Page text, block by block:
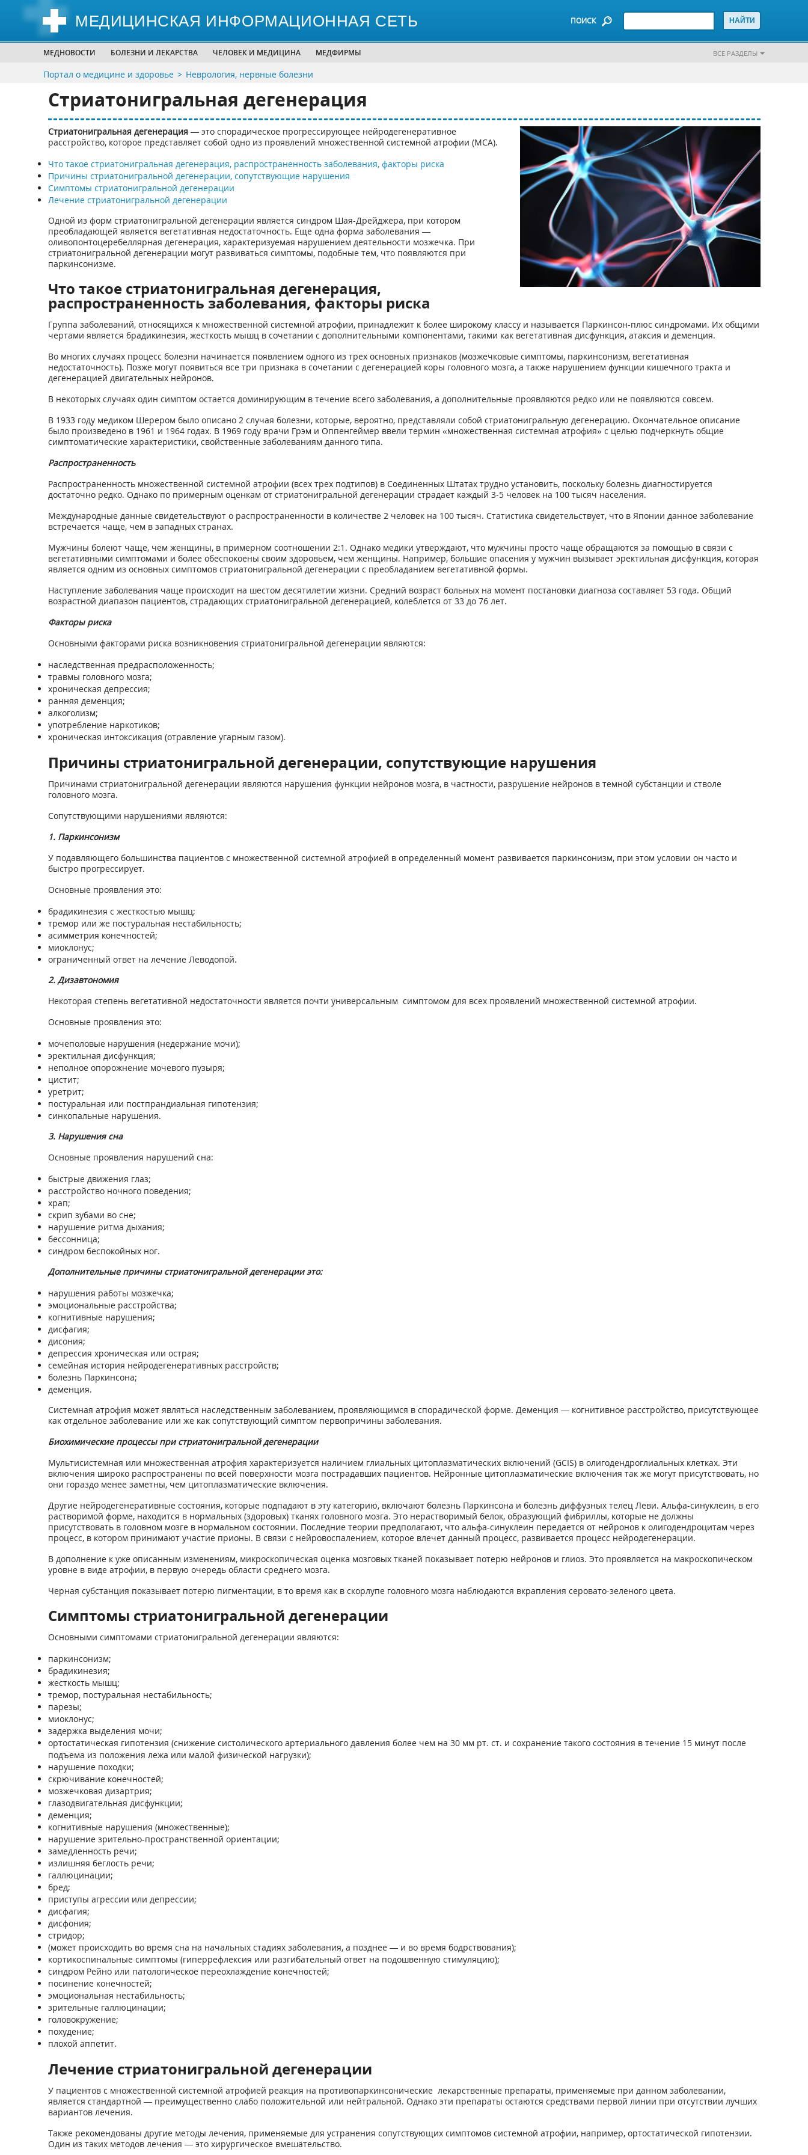
МЕДИЦИНСКАЯ ИНФОРМАЦИОННАЯ СЕТЬ ПОИСК
МЕДНОВОСТИ БОЛЕЗНИ И ЛЕКАРСТВА ЧЕЛОВЕК И МЕДИЦИНА МЕДФИРМЫ ВСЕ РАЗДЕЛЫ
Портал о медицине и здоровье Неврология, нервные болезни
Стриатонигральная дегенерация
Стриатонигральная дегенерация— это спорадическое прогрессирующее нейродегенеративное
расстройство, которое представляет собой одно из проявлений множественной системной атрофии (МСА).
Что такое стриатонигральная дегенерация, распространенность заболевания, факторы риска
Причины стриатонигральной дегенерации, сопутствующие нарушения
Симптомы стриатонигральной дегенерации
Лечение стриатонигральной дегенерации
Одной из форм стриатонигральной дегенерации является синдром Шая-Дрейджера, при котором
преобладающей является вегетативная недостаточность. Еще одна форма заболевания —
оливопонтоцеребеллярная дегенерация, характеризуемая нарушением деятельности мозжечка. При
стриатонигральной дегенерации могут развиваться симптомы, подобные тем, что появляются при
паркинсонизме.
Что такое стриатонигральная дегенерация,
распространенность заболевания, факторы риска
Группа заболеваний, относящихся к множественной системной атрофии, принадлежит к более широкому классу и называется Паркинсон-плюс синдромами. Их общими
чертами является брадикинезия, жесткость мышц в сочетании с дополнительными компонентами, такими как вегетативная дисфункция, атаксия и деменция.
Во многих случаях процесс болезни начинается появлением одного из трех основных признаков (мозжечковые симптомы, паркинсонизм, вегетативная
недостаточность). Позже могут появиться все три признака в сочетании с дегенерацией коры головного мозга, а также нарушением функции кишечного тракта и
дегенерацией двигательных нейронов.
В некоторых случаях один симптом остается доминирующим в течение всего заболевания, а дополнительные проявляются редко или не появляются совсем.
В 1933 году медиком Шерером было описано 2 случая болезни, которые, вероятно, представляли собой стриатонигральную дегенерацию. Окончательное описание
было произведено в 1961 и 1964 годах. В 1969 году врачи Грэм и Оппенгеймер ввели термин «множественная системная атрофия» с целью подчеркнуть общие
симптоматические характеристики, свойственные заболеваниям данного типа.
Распространенность
Распространенность множественной системной атрофии (всех трех подтипов) в Соединенных Штатах трудно установить, поскольку болезнь диагностируется
достаточно редко. Однако по примерным оценкам от стриатонигральной дегенерации страдает каждый 3-5 человек на 100 тысяч населения.
Международные данные свидетельствуют о распространенности в количестве 2 человек на 100 тысяч. Статистика свидетельствует, что в Японии данное заболевание
встречается чаще, чем в западных странах.
Мужчины болеют чаще, чем женщины, в примерном соотношении 2:1. Однако медики утверждают, что мужчины просто чаще обращаются за помощью в связи с
вегетативными симптомами и более обеспокоены своим здоровьем, чем женщины. Например, большие опасения у мужчин вызывает эректильная дисфункция, которая
является одним из основных симптомов стриатонигральной дегенерации с преобладанием вегетативной формы.
Наступление заболевания чаще происходит на шестом десятилетии жизни. Средний возраст больных на момент постановки диагноза составляет 53 года. Общий
возрастной диапазон пациентов, страдающих стриатонигральной дегенерацией, колеблется от 33 до 76 лет.
Факторы риска
Основными факторами риска возникновения стриатонигральной дегенерации являются:
наследственная предрасположенность;
травмы головного мозга;
хроническая депрессия;
ранняя деменция;
алкоголизм;
употребление наркотиков;
хроническая интоксикация (отравление угарным газом).
Причины стриатонигральной дегенерации, сопутствующие нарушения
Причинами стриатонигральной дегенерации являются нарушения функции нейронов мозга, в частности, разрушение нейронов в темной субстанции и стволе
головного мозга.
Сопутствующими нарушениями являются:
1. Паркинсонизм
У подавляющего большинства пациентов с множественной системной атрофией в определенный момент развивается паркинсонизм, при этом условии он часто и
быстро прогрессирует.
Основные проявления это:
брадикинезия с жесткостью мышц;
тремор или же постуральная нестабильность;
асимметрия конечностей;
миоклонус;
ограниченный ответ на лечение Леводопой.
2. Дизавтономия
Некоторая степень вегетативной недостаточности является почти универсальным симптомом для всех проявлений множественной системной атрофии.
Основные проявления это:
мочеполовые нарушения (недержание мочи);
эректильная дисфункция;
неполное опорожнение мочевого пузыря;
цистит;
уретрит;
постуральная или постпрандиальная гипотензия;
синкопальные нарушения.
3. Нарушения сна
Основные проявления нарушений сна:
быстрые движения глаз;
расстройство ночного поведения;
храп;
скрип зубами во сне;
нарушение ритма дыхания;
бессонница;
синдром беспокойных ног.
Дополнительные причины стриатонигральной дегенерации это:
нарушения работы мозжечка;
эмоциональные расстройства;
когнитивные нарушения;
дисфагия;
дисония;
депрессия хроническая или острая;
семейная история нейродегенеративных расстройств;
болезнь Паркинсона;
деменция.
Системная атрофия может являться наследственным заболеванием, проявляющимся в спорадической форме. Деменция — когнитивное расстройство, присутствующее
как отдельное заболевание или же как сопутствующий симптом первопричины заболевания.
Биохимические процессы при стриатонигральной дегенерации
Мультисистемная или множественная атрофия характеризуется наличием глиальных цитоплазматических включений (GCIS) в олигодендроглиальных клетках. Эти
включения широко распространены по всей поверхности мозга пострадавших пациентов. Нейронные цитоплазматические включения так же могут присутствовать, но
они гораздо менее заметны, чем цитоплазматические включения.
Другие нейродегенеративные состояния, которые подпадают в эту категорию, включают болезнь Паркинсона и болезнь диффузных телец Леви. Альфа-синуклеин, в его
растворимой форме, находится в нормальных (здоровых) тканях головного мозга. Это нерастворимый белок, образующий фибриллы, которые не должны
присутствовать в головном мозге в нормальном состоянии. Последние теории предполагают, что альфа-синуклеин передается от нейронов к олигодендроцитам через
процесс, в котором принимают участие прионы. В связи с нейровоспалением, которое влечет данный процесс, развивается процесс нейродегенерации.
В дополнение к уже описанным изменениям, микроскопическая оценка мозговых тканей показывает потерю нейронов и глиоз. Это проявляется на макроскопическом
уровне в виде атрофии, в первую очередь области среднего мозга.
Черная субстанция показывает потерю пигментации, в то время как в скорлупе головного мозга наблюдаются вкрапления серовато-зеленого цвета.
Симптомы стриатонигральной дегенерации
Основными симптомами стриатонигральной дегенерации являются:
паркинсонизм;
брадикинезия;
жесткость мышц;
тремор, постуральная нестабильность;
парезы;
миоклонус;
задержка выделения мочи;
ортостатическая гипотензия (снижение систолического артериального давления более чем на 30 мм рт. ст. и сохранение такого состояния в течение 15 минут после
подъема из положения лежа или малой физической нагрузки);
нарушение походки;
скрючивание конечностей;
мозжечковая дизартрия;
глазодвигательная дисфункции;
деменция;
когнитивные нарушения (множественные);
нарушение зрительно-пространственной ориентации;
замедленность речи;
излишняя беглость речи;
галлюцинации;
бред;
приступы агрессии или депрессии;
дисфагия;
дисфония;
стридор;
(может происходить во время сна на начальных стадиях заболевания, а позднее — и во время бодрствования);
кортикоспинальные симптомы (гиперрефлексия или разгибательный ответ на подошвенную стимуляцию);
синдром Рейно или патологическое переохлаждение конечностей;
посинение конечностей;
эмоциональная нестабильность;
зрительные галлюцинации;
головокружение;
похудение;
плохой аппетит.
Лечение стриатонигральной дегенерации
У пациентов с множественной системной атрофией реакция на противопаркинсонические лекарственные препараты, применяемые при данном заболевании,
является стандартной — преимущественно слабо положительной или нейтральной. Однако эти препараты остаются средствами первой линии при отсутствии лучших
вариантов лечения.
Также рекомендованы другие методы лечения, применяемые для устранения сопутствующих симптомов системной атрофии, например, ортостатической гипотензии.
Один из таких методов лечения — это хирургическое вмешательство.